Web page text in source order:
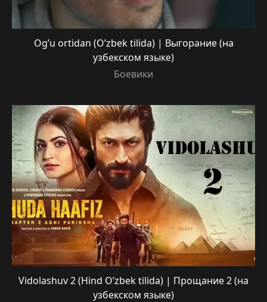
Og’u ortidan (O’zbek tilida) | Выгорание (на
узбекском языке)
Боевики
Vidolashuv 2 (Hind O’zbek tilida) | Прощание 2 (на
узбекском языке)